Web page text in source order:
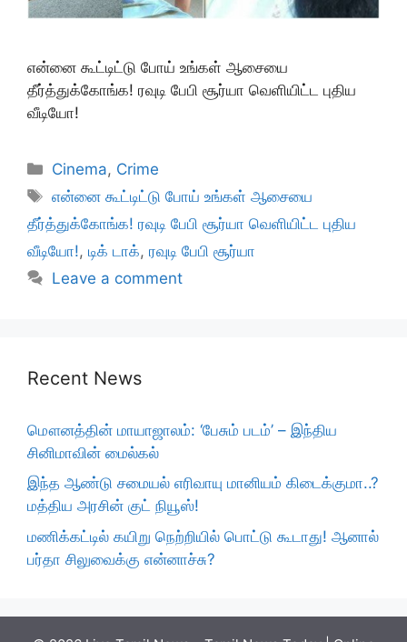
என்னை கூட்டிட்டு போய் உங்கள் ஆசையை
தீர்த்துக்கோங்க! ரவுடி பேபி சூர்யா வெளியிட்ட புதிய
வீடியோ!
Categories
Cinema, Crime
Tags
என்னை கூட்டிட்டு போய் உங்கள் ஆசையை
தீர்த்துக்கோங்க! ரவுடி பேபி சூர்யா வெளியிட்ட புதிய
வீடியோ!, டிக் டாக், ரவுடி பேபி சூர்யா
Leave a comment
Recent News
மௌனத்தின் மாயாஜாலம்: ‘பேசும் படம்’ – இந்திய
சினிமாவின் மைல்கல்
இந்த ஆண்டு சமையல் எரிவாயு மானியம் கிடைக்குமா..?
மத்திய அரசின் குட் நியூஸ்!
மணிக்கட்டில் கயிறு நெற்றியில் பொட்டு கூடாது! ஆனால்
பர்தா சிலுவைக்கு என்னாச்சு?